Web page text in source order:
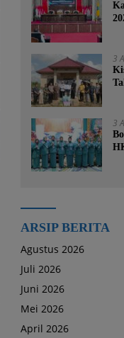
3
3
ARSIP BERITA
Agustus 2026
Juli 2026
Juni 2026
Mei 2026
April 2026